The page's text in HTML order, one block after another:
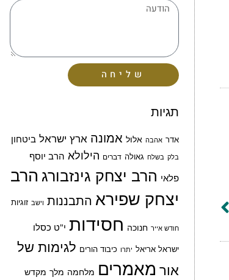
שליחה
תגיות
אדר אהבה אלול אמונה ארץ ישראל ביטחון
בלק בשלח גאולה דברים הילולא הרב יוסף
פלאי הרב יצחק גינזבורג הרב
יצחק שפירא התבננות וישב זוגיות
חודש אייר חנוכה חסידות י"ט כסלו
ישראל אריאל יתרו כיבוד הורים לגימות של
אור מאמרים מלחמה מלך מקדש